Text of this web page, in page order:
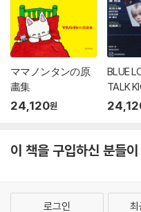
ママノンタンの原
畵集
24,120원
BLUE
TALK
ON
이 책을 구입하신 분들
로그인